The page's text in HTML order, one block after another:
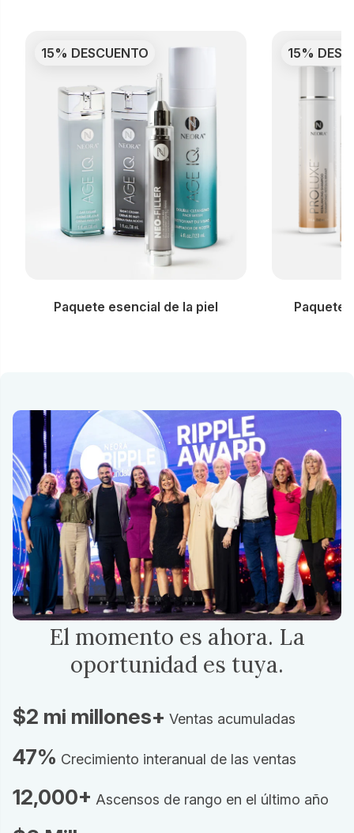
15% DESCUENTO
Paquete esencial de la piel
15%
Paquete
El momento es ahora. La
oportunidad es tuya.
$2 mi millones+ Ventas acumuladas
47% Crecimiento interanual de las ventas
12,000+ Ascensos de rango en el último año